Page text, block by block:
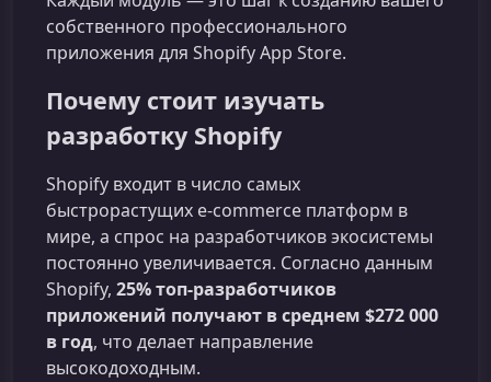
собственного профессионального
приложения для Shopify App Store.
Почему стоит изучать
разработку Shopify
Shopify входит в число самых
быстрорастущих e‑commerce платформ в
мире, а спрос на разработчиков экосистемы
постоянно увеличивается. Согласно данным
Shopify, 25% топ‑разработчиков
приложений получают в среднем $272 000
в год, что делает направление
высокодоходным.